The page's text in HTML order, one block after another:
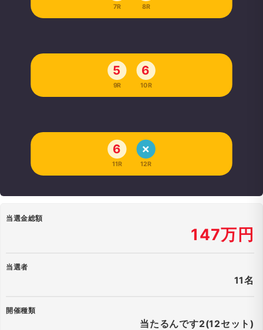
7R 8R
5
9R
6
10R
6
11R 12R
当選金総額
147万円
当選者
11名
開催種類
当たるんです2(12セット)